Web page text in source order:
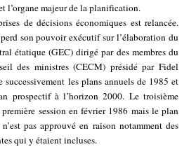
l’organe majeur de la planification.
de décisions économiques est relancée.
son pouvoir exécutif sur l’élaboration du
étatique (GEC) dirigé par des membres du
des ministres (CECM) présidé par Fidel
successivement les plans annuels de 1985 et
prospectif à l’horizon 2000. Le troisième
session en février 1986 mais le plan
pas approuvé en raison notamment des
qui y étaient incluses.